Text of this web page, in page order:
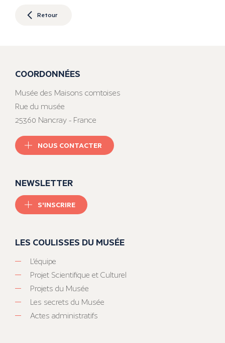
Retour
COORDONNÉES
Musée des Maisons comtoises
Rue du musée
25360 Nancray - France
NOUS CONTACTER
NEWSLETTER
S'INSCRIRE
LES COULISSES DU MUSÉE
L’équipe
Projet Scientifique et Culturel
Projets du Musée
Les secrets du Musée
Actes administratifs